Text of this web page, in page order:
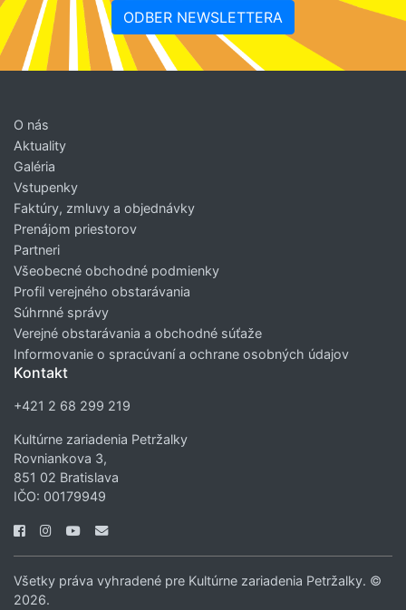
ODBER NEWSLETTERA
O nás
Aktuality
Galéria
Vstupenky
Faktúry, zmluvy a objednávky
Prenájom priestorov
Partneri
Všeobecné obchodné podmienky
Profil verejného obstarávania
Súhrnné správy
Verejné obstarávania a obchodné súťaže
Informovanie o spracúvaní a ochrane osobných údajov
Kontakt
+421 2 68 299 219
Kultúrne zariadenia Petržalky
Rovniankova 3,
851 02 Bratislava
IČO: 00179949
Všetky práva vyhradené pre Kultúrne zariadenia Petržalky. ©
2026.